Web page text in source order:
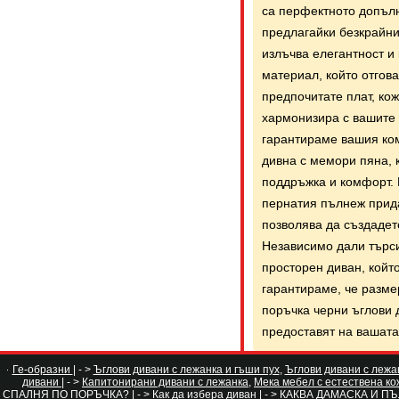
са перфектното
предлагайки
излъчва елегантност
материал, който
предпочитате плат,
хармонизира с вашите
гарантираме вашия
дивна с мемори пяна,
поддръжка и комфорт.
пернатия пълнеж
позволява да
Независимо дали
просторен диван,
гарантираме, че
поръчка черни
предоставят на
Ге-образни | - > Ъглови дивани с лежанка и гъши пух, Ъглови дивани с
дивани
| - > Капитонирани дивани с лежанка, Мека мебел с естествена
СПАЛНЯ ПО ПОРЪЧКА?
| - > Как да избера диван | - > КАКВА ДАМАСКА И